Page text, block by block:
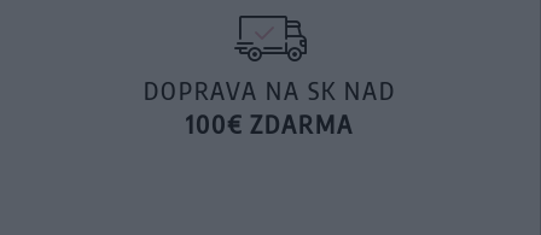
DOPRAVA NA SK NAD
100€ ZDARMA